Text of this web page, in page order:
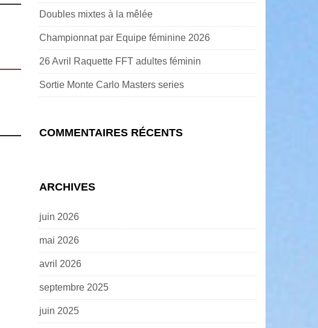
Doubles mixtes à la mêlée
Championnat par Equipe féminine 2026
26 Avril Raquette FFT adultes féminin
Sortie Monte Carlo Masters series
COMMENTAIRES RÉCENTS
ARCHIVES
juin 2026
mai 2026
avril 2026
septembre 2025
juin 2025